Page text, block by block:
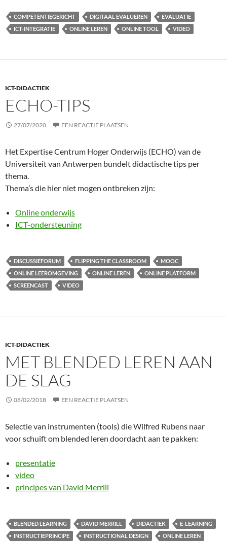
COMPETENTIEGERICHT DIGITAAL EVALUEREN
EVALUATIE
ICT-INTEGRATIE
ONLINE LEREN ONLINE TOOL VIDEO
ICT-DIDACTIEK
ECHO-TIPS
27/07/2020 EEN REACTIE PLAATSEN
Het Expertise Centrum Hoger Onderwijs (ECHO) van de
Universiteit van Antwerpen bundelt didactische tips per
thema.
Thema’s die hier niet mogen ontbreken zijn:
Online onderwijs
ICT-ondersteuning
DISCUSSIEFORUM FLIPPING THE CLASSROOM
MOOC
ONLINE LEEROMGEVING
ONLINE LEREN
ONLINE PLATFORM
SCREENCAST
VIDEO
ICT-DIDACTIEK
MET BLENDED LEREN AAN
DE SLAG
08/02/2018 EEN REACTIE PLAATSEN
Selectie van instrumenten (tools) die Wilfred Rubens naar
voor schuift om blended leren doordacht aan te pakken:
presentatie
video
principes van David Merrill
BLENDED LEARNING DAVID MERRILL DIDACTIEK
E-LEARNING
INSTRUCTIEPRINCIPE
INSTRUCTIONAL DESIGN
ONLINE LEREN